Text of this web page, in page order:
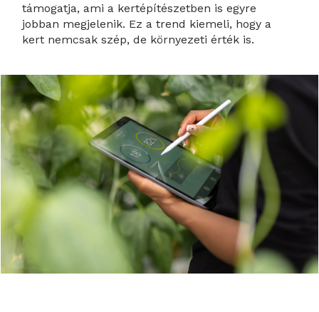
támogatja, ami a kertépítészetben is egyre
jobban megjelenik. Ez a trend kiemeli, hogy a
kert nemcsak szép, de környezeti érték is.